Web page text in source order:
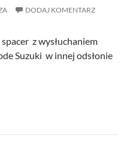
DODAJ KOMENTARZ
z wysłuchaniem
Suzuki w innej odsłonie